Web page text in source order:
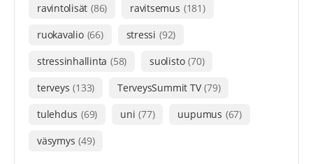
ravintolisät (86) ravitsemus (181)
ruokavalio (66) stressi (92)
stressinhallinta (58) suolisto (70)
terveys (133) TerveysSummit TV (79)
tulehdus (69) uni (77) uupumus (67)
väsymys (49)